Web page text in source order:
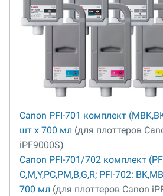
Canon PFI-701 комплект
шт х 700 мл (для плоттеров
iPF9000S)
Canon PFI-701/702 комплект
C,M,Y,PC,PM,B,G,R; PFI-702:
700 мл (для плоттеров Canon